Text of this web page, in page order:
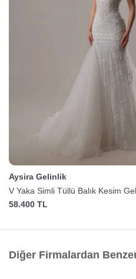
Aysira Gelinlik
V Yaka Simli Tüllü Balık Kesim
58.400 TL
Diğer Firmalardan